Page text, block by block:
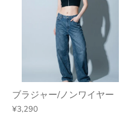
ブラジャー/ノンワイヤー
¥3,290